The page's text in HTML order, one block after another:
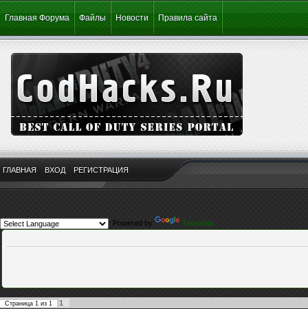
Главная Форума Файлы Новости Правила сайта
ГЛАВНАЯ ВХОД РЕГИСТРАЦИЯ
Powered by Translate
Страница 1 из 1
1